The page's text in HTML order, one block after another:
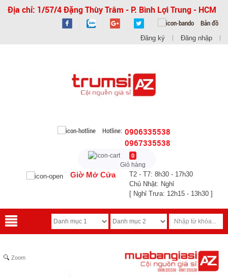
Địa chỉ: 1/57/4 Đặng Thùy Trâm - P. Bình Lợi Trung - HCM
Bản đồ
Đăng ký Đăng nhập
Hotline: 0906335538
0967335538
0
Giỏ hàng
Giờ Mở Cửa
T2 - T7: 8h30 - 17h30
Chủ Nhật: Nghỉ
[ Nghỉ Trưa: 12h15 - 13h30 ]
Zoom